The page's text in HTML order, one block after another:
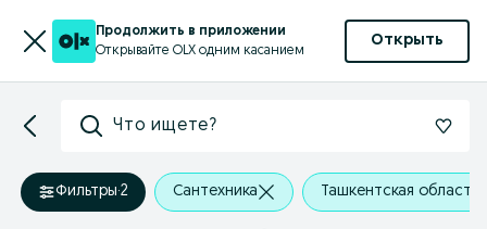
Продолжить в приложении
Открывайте OLX одним касанием
Открыть
Что ищете?
Фильтры·2 Сантехника Ташкентская область